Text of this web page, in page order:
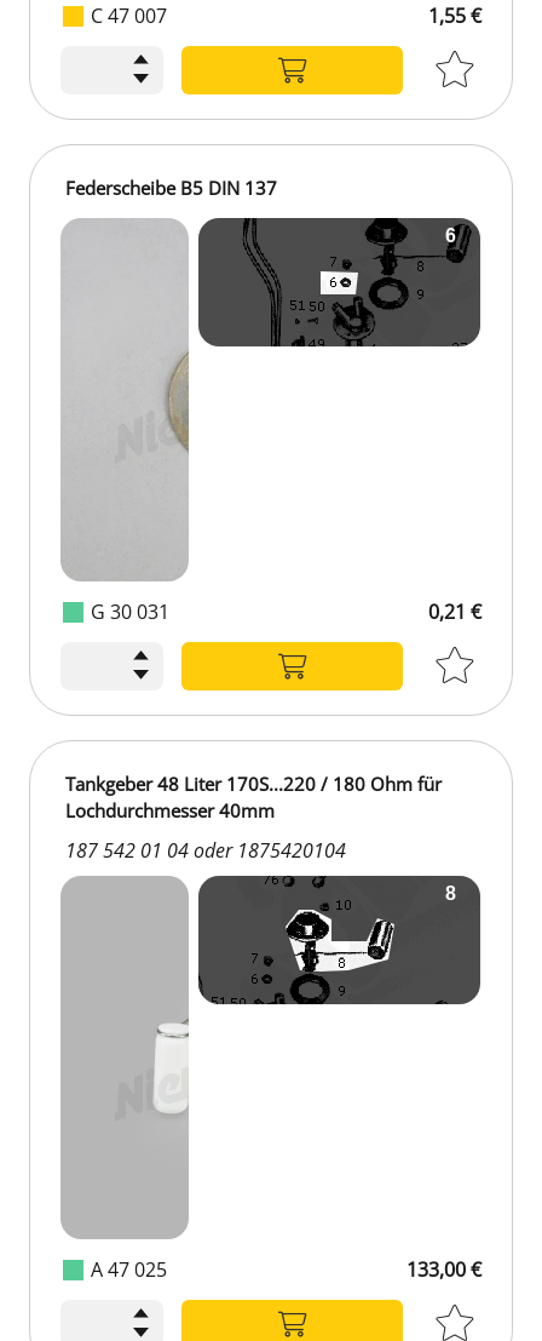
C 47 007 1,55 €
G 30 031
Federscheibe B5 DIN 137
0,21 €
A 47 025
Tankgeber 48 Liter 170S...220 / 180 Ohm für
Lochdurchmesser 40mm
187 542 01 04 oder 1875420104
133,00 €